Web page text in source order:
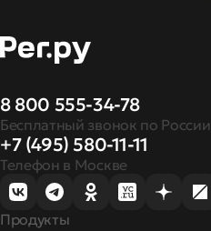
8 800 555-34-78
Бесплатный звонок по России
+7 (495) 580-11-11
Телефон в Москве
Продукты